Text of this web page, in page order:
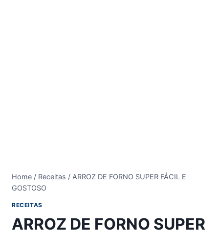
Home / Receitas / ARROZ DE FORNO SUPER FÁCIL E
GOSTOSO
RECEITAS
ARROZ DE FORNO SUPER